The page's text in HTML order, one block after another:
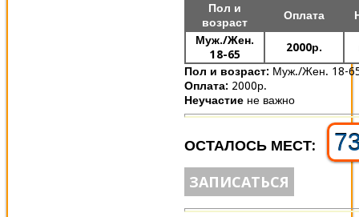
Пол и
возраст
Оплата
Муж./Жен.
18-65
2000р.
Пол и возраст: Муж./Жен. 18-
Оплата: 2000р.
Неучастие не важно
ОСТАЛОСЬ МЕСТ:
ЗАПИСАТЬСЯ